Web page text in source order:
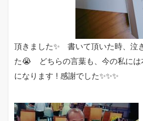
頂きました✨ 書いて頂いた時、泣
た😭 どちらの言葉も、今の私には
になります ! 感謝でした✨✨✨